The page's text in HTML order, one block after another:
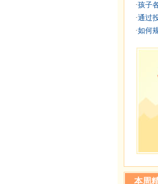
·孩子
·通过
·如何
本周